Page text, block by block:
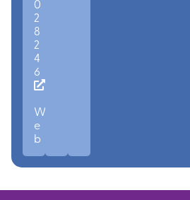
0
2
8
2
4
6
W
e
b